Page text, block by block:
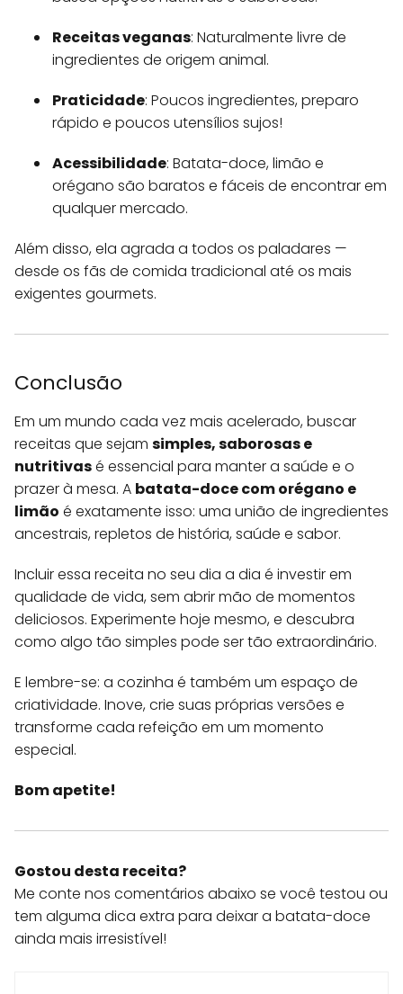
Receitas veganas: Naturalmente livre de
ingredientes de origem animal.
Praticidade: Poucos ingredientes, preparo
rápido e poucos utensílios sujos!
Acessibilidade: Batata-doce, limão e
orégano são baratos e fáceis de encontrar em
qualquer mercado.
Além disso, ela agrada a todos os paladares —
desde os fãs de comida tradicional até os mais
exigentes gourmets.
Conclusão
Em um mundo cada vez mais acelerado, buscar
receitas que sejam simples, saborosas e
nutritivasé essencial para manter a saúde e o
prazer à mesa. A batata-doce com orégano e
limão é exatamente isso: uma união de ingredientes
ancestrais, repletos de história, saúde e sabor.
Incluir essa receita no seu dia a dia é investir em
qualidade de vida, sem abrir mão de momentos
deliciosos. Experimente hoje mesmo, e descubra
como algo tão simples pode ser tão extraordinário.
E lembre-se: a cozinha é também um espaço de
criatividade. Inove, crie suas próprias versões e
transforme cada refeição em um momento
especial.
Bom apetite!
Gostou desta receita?
Me conte nos comentários abaixo se você testou ou
tem alguma dica extra para deixar a batata-doce
ainda mais irresistível!